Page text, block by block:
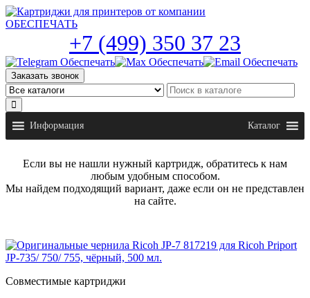
Skip
to
+7 (499) 350 37 23
Заказать звонок
Информация Каталог
Если вы не нашли нужный картридж, обратитесь к нам
любым удобным способом.
Мы найдем подходящий вариант, даже если он не представлен
на сайте.
Совместимые картриджи